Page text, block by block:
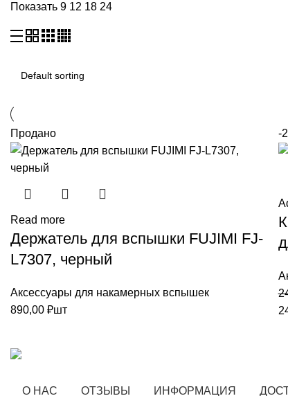
Показать 9 12 18 24
Продано
Read more
Держатель для вспышки FUJIMI FJ-
L7307, черный
Аксессуары для накамерных вспышек
890,00 ₽шт
-
О НАС ОТЗЫВЫ ИНФОРМАЦИЯ